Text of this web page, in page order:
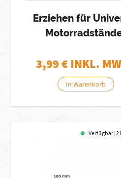
Erziehen für
3,99 € INKL.
In Warenkorb
Verfügbar